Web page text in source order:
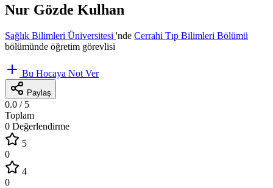
Nur Gözde Kulhan
Sağlık Bilimleri Üniversitesi 'nde Cerrahi Tıp Bilimleri Bölümü
bölümünde öğretim görevlisi
Bu Hocaya Not Ver
Paylaş
0.0 / 5
Toplam
0 Değerlendirme
5
0
4
0